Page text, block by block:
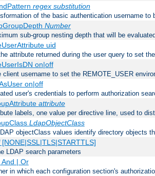
regex substitution
of the basic authentication username
Number
sub-group nesting depth that will be
uid
attribute returned during the user query to set
on|off
client username to set the REMOTE_USER
on|off
user's credentials to perform authorization
attribute
labels, one value per directive line, used to
LdapObjectClass
objectClass values identify directory objects
[NONE|SSL|TLS|STARTTLS]
LDAP search parameters
| Or
in which each configuration section's